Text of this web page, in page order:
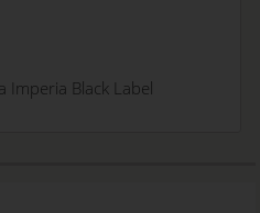
Imperia Black Label